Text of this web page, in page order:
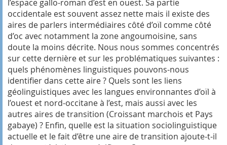
l’espace gallo-roman d’est en ouest. Sa partie
occidentale est souvent assez nette mais il existe des
aires de parlers intermédiaires côté d’oïl comme côté
d’oc avec notamment la zone angoumoisine, sans
doute la moins décrite. Nous nous sommes concentrés
sur cette dernière et sur les problématiques suivantes :
quels phénomènes linguistiques pouvons-nous
identifier dans cette aire ? Quels sont les liens
géolinguistiques avec les langues environnantes d’oïl à
l’ouest et nord-occitane à l’est, mais aussi avec les
autres aires de transition (Croissant marchois et Pays
gabaye) ? Enfin, quelle est la situation sociolinguistique
actuelle et le fait d’être une aire de transition ajoute-t-il